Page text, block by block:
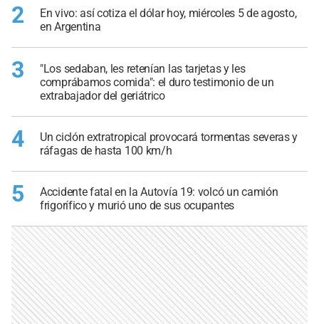
2
En vivo: así cotiza el dólar hoy, miércoles 5 de agosto,
en Argentina
3
"Los sedaban, les retenían las tarjetas y les
comprábamos comida": el duro testimonio de un
extrabajador del geriátrico
4
Un ciclón extratropical provocará tormentas severas y
ráfagas de hasta 100 km/h
5
Accidente fatal en la Autovía 19: volcó un camión
frigorífico y murió uno de sus ocupantes